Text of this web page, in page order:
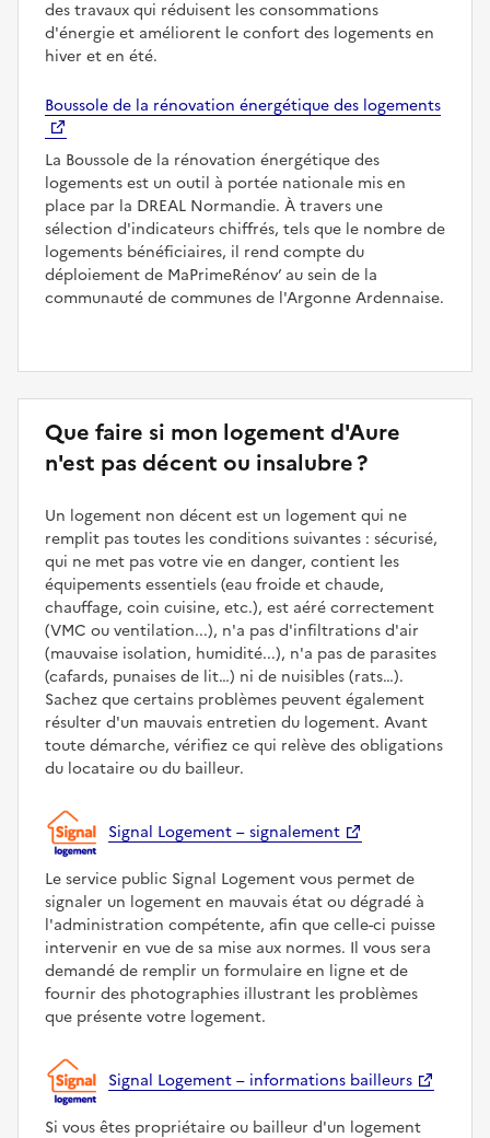
des travaux qui réduisent les consommations
d'énergie et améliorent le confort des logements en
hiver et en été.
Boussole de la rénovation énergétique des logements
La Boussole de la rénovation énergétique des
logements est un outil à portée nationale mis en
place par la DREAL Normandie. À travers une
sélection d'indicateurs chiffrés, tels que le nombre de
logements bénéficiaires, il rend compte du
déploiement de MaPrimeRénov’ au sein de la
communauté de communes de l'Argonne Ardennaise.
Que faire si mon logement d'Aure
n'est pas décent ou insalubre ?
Un logement non décent est un logement qui ne
remplit pas toutes les conditions suivantes : sécurisé,
qui ne met pas votre vie en danger, contient les
équipements essentiels (eau froide et chaude,
chauffage, coin cuisine, etc.), est aéré correctement
(VMC ou ventilation...), n'a pas d'infiltrations d'air
(mauvaise isolation, humidité...), n'a pas de parasites
(cafards, punaises de lit…) ni de nuisibles (rats…).
Sachez que certains problèmes peuvent également
résulter d'un mauvais entretien du logement. Avant
toute démarche, vérifiez ce qui relève des obligations
du locataire ou du bailleur.
Signal Logement – signalement
Le service public Signal Logement vous permet de
signaler un logement en mauvais état ou dégradé à
l'administration compétente, afin que celle-ci puisse
intervenir en vue de sa mise aux normes. Il vous sera
demandé de remplir un formulaire en ligne et de
fournir des photographies illustrant les problèmes
que présente votre logement.
Signal Logement – informations bailleurs
Si vous êtes propriétaire ou bailleur d'un logement